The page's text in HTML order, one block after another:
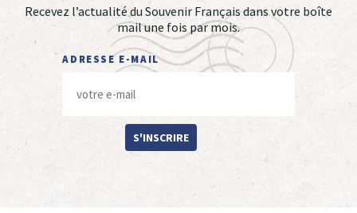
Recevez l’actualité du Souvenir Français dans votre boîte
mail une fois par mois.
ADRESSE E-MAIL
S'INSCRIRE